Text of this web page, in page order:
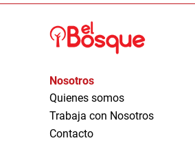
Nosotros
Quienes somos
Trabaja con Nosotros
Contacto